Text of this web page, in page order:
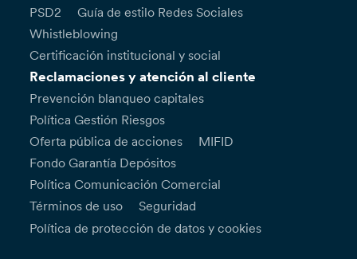
PSD2
Guía de estilo Redes Sociales
Whistleblowing
Certificación institucional y social
Reclamaciones y atención al cliente
Prevención blanqueo capitales
Política Gestión Riesgos
Oferta pública de acciones
MIFID
Fondo Garantía Depósitos
Política Comunicación Comercial
Términos de uso
Seguridad
Política de protección de datos y cookies